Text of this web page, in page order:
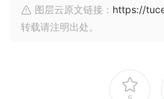
图层云原文链接： https://
转载请注明出处。